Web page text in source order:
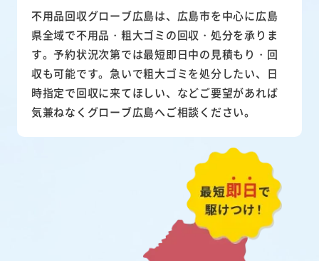
不用品回収グローブ広島は、広島市を中心に広島
県全域で不用品・粗大ゴミの回収・処分を承りま
す。予約状況次第では最短即日中の見積もり・回
収も可能です。急いで粗大ゴミを処分したい、日
時指定で回収に来てほしい、などご要望があれば
気兼ねなくグローブ広島へご相談ください。